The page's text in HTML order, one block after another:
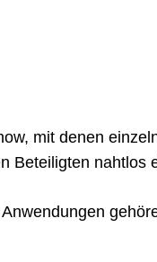
mit denen
Beteiligten nahtlos